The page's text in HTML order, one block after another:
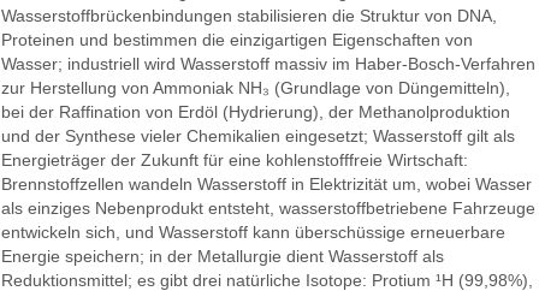
Wasserstoffbrückenbindungen stabilisieren die Struktur von DNA,
Proteinen und bestimmen die einzigartigen Eigenschaften von
Wasser; industriell wird Wasserstoff massiv im Haber-Bosch-Verfahren
zur Herstellung von Ammoniak NH₃ (Grundlage von Düngemitteln),
bei der Raffination von Erdöl (Hydrierung), der Methanolproduktion
und der Synthese vieler Chemikalien eingesetzt; Wasserstoff gilt als
Energieträger der Zukunft für eine kohlenstofffreie Wirtschaft:
Brennstoffzellen wandeln Wasserstoff in Elektrizität um, wobei Wasser
als einziges Nebenprodukt entsteht, wasserstoffbetriebene Fahrzeuge
entwickeln sich, und Wasserstoff kann überschüssige erneuerbare
Energie speichern; in der Metallurgie dient Wasserstoff als
Reduktionsmittel; es gibt drei natürliche Isotope: Protium ¹H (99,98%),